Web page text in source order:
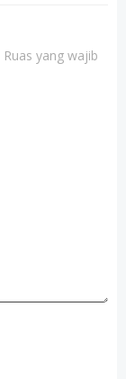
Ruas yang wajib